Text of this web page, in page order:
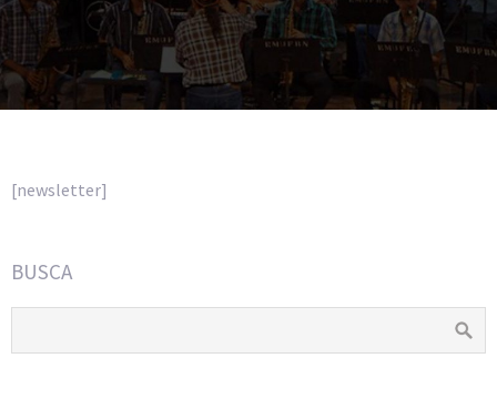
[newsletter]
BUSCA